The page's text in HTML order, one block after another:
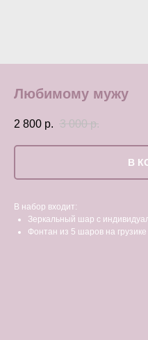
Любимому мужу
2 800 р. 3 000 р.
В
В набор входит:
Зеркальный шар с
Фонтан из 5 шаров на